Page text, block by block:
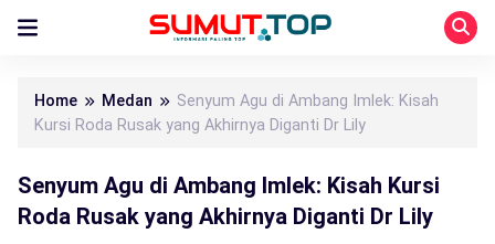
Home Medan
Senyum Agu di Ambang Imlek: Kisah
Kursi Roda Rusak yang Akhirnya Diganti Dr Lily
Senyum Agu di Ambang Imlek: Kisah Kursi
Roda Rusak yang Akhirnya Diganti Dr Lily